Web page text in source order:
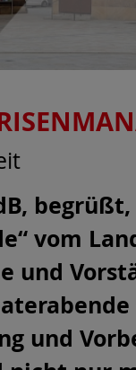
vom
und
und